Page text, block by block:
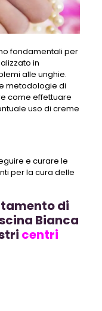
fondamentali per
in
alle unghie.
metodologie di
come effettuare
uso di creme
e curare le
per la cura delle
di
Bianca
centri